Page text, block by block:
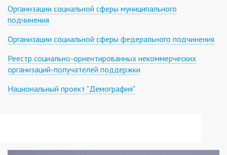
Организации социальной сферы муниципального
подчинения
Организации социальной сферы федерального подчинения
Реестр социально-ориентированных некоммерческих
организаций-получателей поддержки
Национальный проект "Демография"